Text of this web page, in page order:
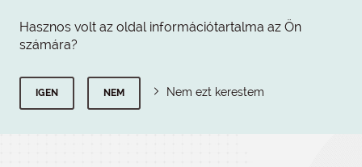
Hasznos volt az oldal információtartalma az Ön
számára?
IGEN NEM Nem ezt kerestem